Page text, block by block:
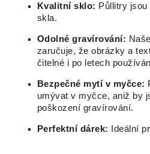
Kvalitní sklo: Půllitry
skla.
Odolné gravírování:
zaručuje, že obrázky a
čitelné i po letech
Bezpečné mytí v myčce:
umývat v myčce, aniž by
poškození gravírování.
Perfektní dárek: Ideální